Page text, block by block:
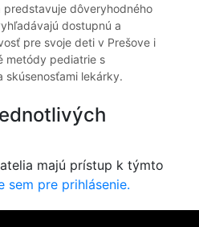
dôveryhodného
dostupnú a
pre svoje deti v Prešove i
metódy pediatrie s
skúsenosťami lekárky.
majú prístup k týmto
sem pre prihlásenie.